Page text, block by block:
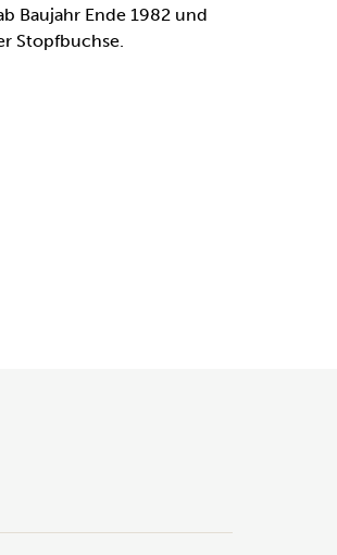
Baujahr Ende 1982 und
Stopfbuchse.